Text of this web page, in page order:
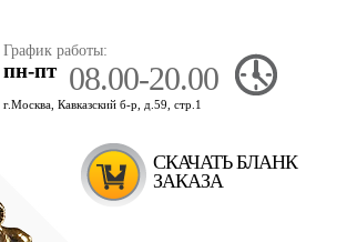
График работы:
пн-пт 08.00-20.00
г.Москва, Кавказский б-р, д.59, стр.1
СКАЧАТЬ БЛАНК
ЗАКАЗА